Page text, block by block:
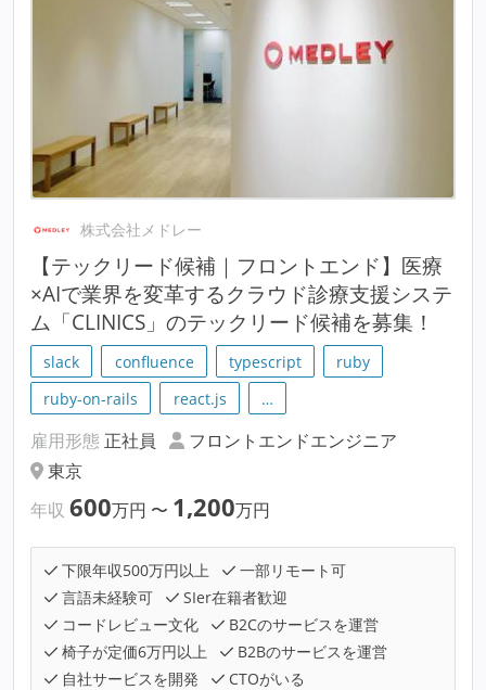
株式会社メドレー
【テックリード候補｜フロントエンド】医療
×AIで業界を変革するクラウド診療支援システ
ム「CLINICS」のテックリード候補を募集！
slack confluence typescript
ruby
ruby-on-rails
react.js …
雇用形態 正社員
フロントエンドエンジニア
東京
年収 600万円 〜 1,200万円
下限年収500万円以上
一部リモート可
言語未経験可
SIer在籍者歓迎
コードレビュー文化
B2Cのサービスを運営
椅子が定価6万円以上
B2Bのサービスを運営
自社サービスを開発
CTOがいる